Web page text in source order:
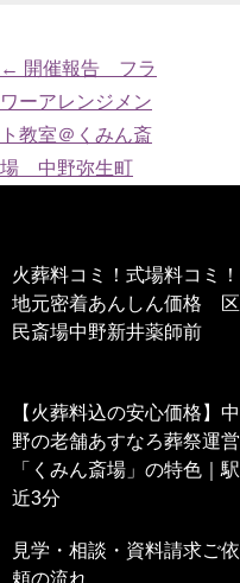
← 開催報告 フラ
ワーアレンジメン
ト教室＠くみん斎
場 中野弥生町
火葬料コミ！式場料コミ！
地元密着あんしん価格 区
民斎場中野新井薬師前
【火葬料込の安心価格】中
野の老舗あすなろ葬祭運営
「くみん斎場」の特色｜駅
近3分
見学・相談・資料請求ご依
頼の流れ